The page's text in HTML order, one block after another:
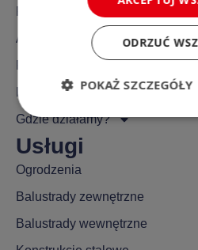
Aktualności
Kontakt
Gdzie działamy?
Usługi
Ogrodzenia
Balustrady zewnętrzne
Balustrady wewnętrzne
ODRZUĆ
POKAŻ SZCZEGÓŁY